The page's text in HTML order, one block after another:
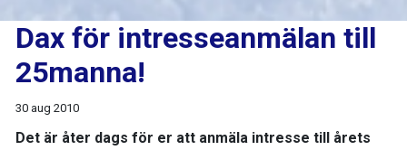
Dax för intresseanmälan till
25manna!
30 aug 2010
Det är åter dags för er att anmäla intresse till årets